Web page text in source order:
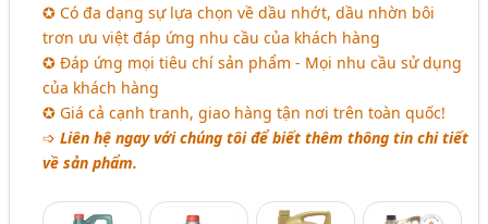
✪ Có đa dạng sự lựa chọn về dầu nhớt, dầu nhờn bôi
trơn ưu việt đáp ứng nhu cầu của khách hàng
✪ Đáp ứng mọi tiêu chí sản phẩm - Mọi nhu cầu sử dụng
của khách hàng
✪ Giá cả cạnh tranh, giao hàng tận nơi trên toàn quốc!
➩Liên hệ ngay với chúng tôi để biết thêm thông tin chi tiết
về sản phẩm.